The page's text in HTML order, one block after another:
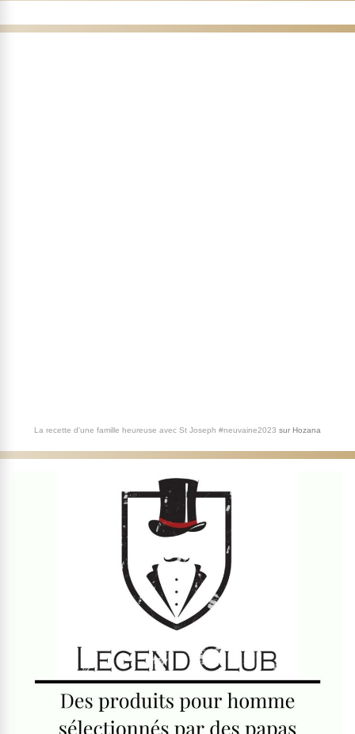
La recette d'une famille heureuse avec St Joseph #neuvaine2023 sur Hozana